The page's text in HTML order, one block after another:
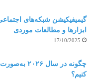
گیمیفیکیشن شبکه‌های
ابزارها و مطالعات موردی
17/10/2025
چگونه در سال
کنیم؟